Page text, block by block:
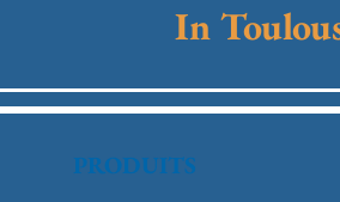
In
PRODUITS